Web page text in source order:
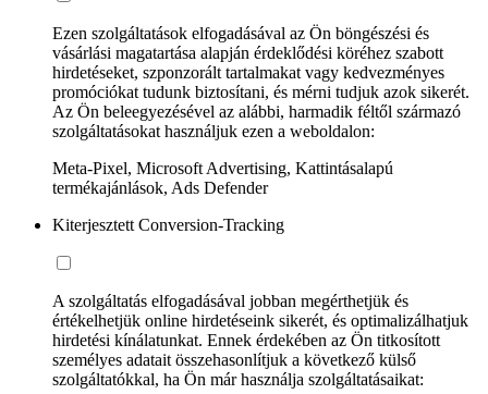
Ezen szolgáltatások elfogadásával az Ön böngészési és
vásárlási magatartása alapján érdeklődési köréhez szabott
hirdetéseket, szponzorált tartalmakat vagy kedvezményes
promóciókat tudunk biztosítani, és mérni tudjuk azok sikerét.
Az Ön beleegyezésével az alábbi, harmadik féltől származó
szolgáltatásokat használjuk ezen a weboldalon:
Meta-Pixel, Microsoft Advertising, Kattintásalapú
termékajánlások, Ads Defender
Kiterjesztett Conversion-Tracking
A szolgáltatás elfogadásával jobban megérthetjük és
értékelhetjük online hirdetéseink sikerét, és optimalizálhatjuk
hirdetési kínálatunkat. Ennek érdekében az Ön titkosított
személyes adatait összehasonlítjuk a következő külső
szolgáltatókkal, ha Ön már használja szolgáltatásaikat: